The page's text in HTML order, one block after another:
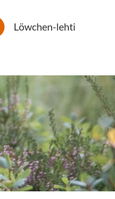
Löwchen-lehti